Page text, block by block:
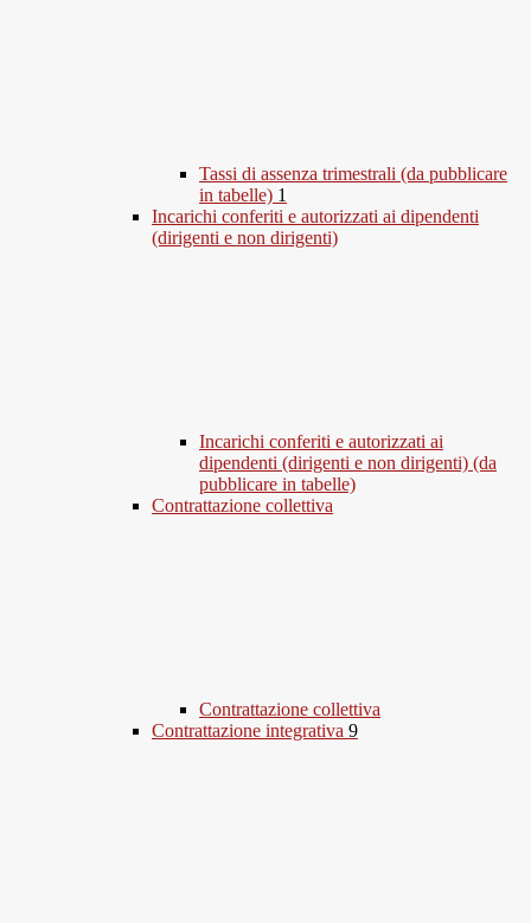
Tassi di assenza trimestrali (da pubblicare
in tabelle) 1
Incarichi conferiti e autorizzati ai dipendenti
(dirigenti e non dirigenti)
Incarichi conferiti e autorizzati ai
dipendenti (dirigenti e non dirigenti) (da
pubblicare in tabelle)
Contrattazione collettiva
Contrattazione collettiva
Contrattazione integrativa 9